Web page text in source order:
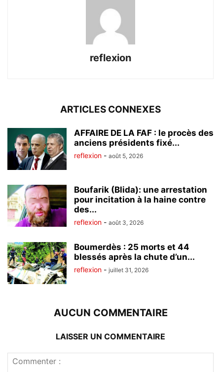
reflexion
ARTICLES CONNEXES
AFFAIRE DE LA FAF : le procès des
anciens présidents fixé...
reflexion - août 5, 2026
Boufarik (Blida): une arrestation
pour incitation à la haine contre
des...
reflexion - août 3, 2026
Boumerdès : 25 morts et 44
blessés après la chute d’un...
reflexion - juillet 31, 2026
AUCUN COMMENTAIRE
LAISSER UN COMMENTAIRE